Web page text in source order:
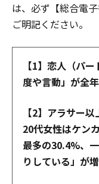
は、必ず【総合電
ご明記ください。
【1】恋人（パ
度や言動」が全
【2】アラサー
20代女性はケン
最多の30.4%、
りしている」が